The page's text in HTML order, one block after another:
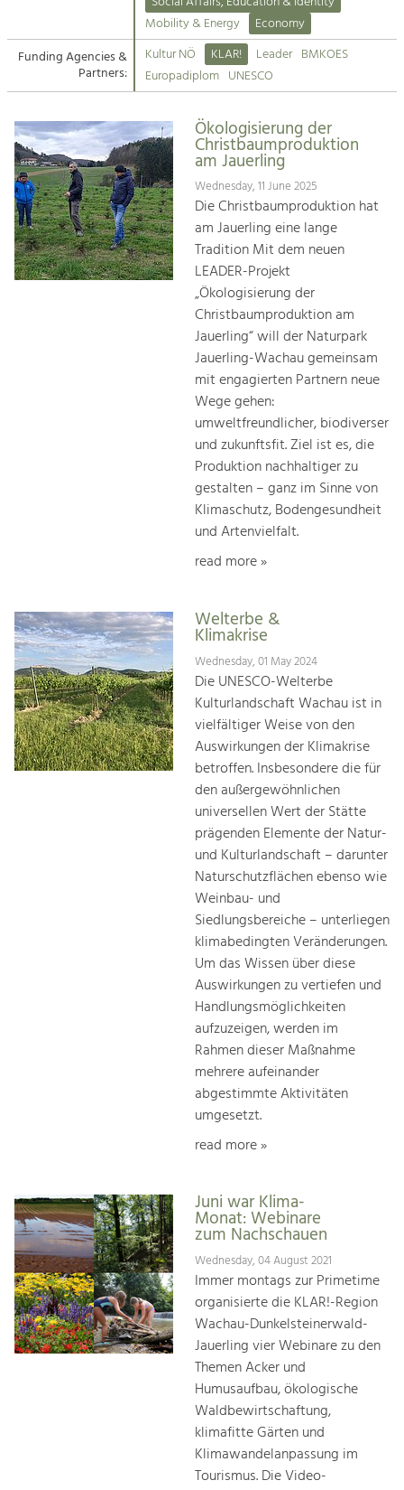
Suche
Impressum
Kontakt
Tourism
Offer Development and Positioning
Art & Culture
Crafts, Science and Research.
Social Affairs, Education
& Identity
Equality, Youth and Integration.
Climate Change, Public Transport and
Increase in Regional Value Added.
Mobility & Energy
Economy
Funding Agencies &
Partners:
Kultur NÖ KLAR! Leader BMKOES
Europadiplom UNESCO
Ökologisierung der
Christbaumproduktion
am Jauerling
Wednesday, 11 June 2025
Die Christbaumproduktion hat
am Jauerling eine lange
Tradition Mit dem neuen
LEADER-Projekt
„Ökologisierung der
Christbaumproduktion am
Jauerling“ will der Naturpark
Jauerling-Wachau gemeinsam
mit engagierten Partnern neue
Wege gehen:
umweltfreundlicher, biodiverser
und zukunftsfit. Ziel ist es, die
Produktion nachhaltiger zu
gestalten – ganz im Sinne von
Klimaschutz, Bodengesundheit
und Artenvielfalt.
read more »
Welterbe &
Klimakrise
Wednesday, 01 May 2024
Die UNESCO-Welterbe
Kulturlandschaft Wachau ist in
vielfältiger Weise von den
Auswirkungen der Klimakrise
betroffen. Insbesondere die für
den außergewöhnlichen
universellen Wert der Stätte
prägenden Elemente der Natur-
und Kulturlandschaft – darunter
Naturschutzflächen ebenso wie
Weinbau- und
Siedlungsbereiche – unterliegen
klimabedingten Veränderungen.
Um das Wissen über diese
Auswirkungen zu vertiefen und
Handlungsmöglichkeiten
aufzuzeigen, werden im
Rahmen dieser Maßnahme
mehrere aufeinander
abgestimmte Aktivitäten
umgesetzt.
read more »
Juni war Klima-
Monat: Webinare
zum Nachschauen
Wednesday, 04 August 2021
Immer montags zur Primetime
organisierte die KLAR!-Region
Wachau-Dunkelsteinerwald-
Jauerling vier Webinare zu den
Themen Acker und
Humusaufbau, ökologische
Waldbewirtschaftung,
klimafitte Gärten und
Klimawandelanpassung im
Tourismus. Die Video-